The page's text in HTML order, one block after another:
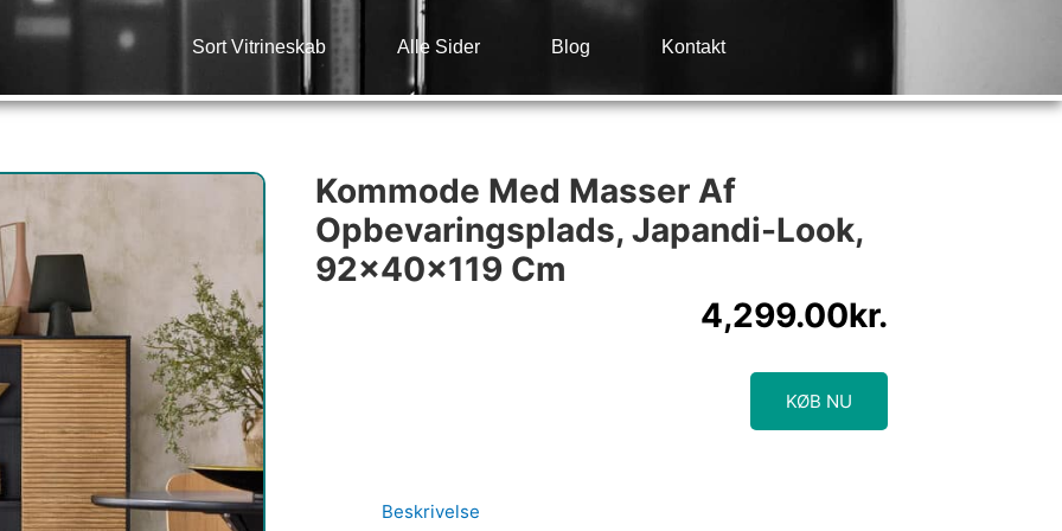
Sort Vitrineskab Alle Sider Blog Kontakt
Kommode Med Masser Af
Opbevaringsplads, Japandi-Look,
92x40x119 Cm
4,299.00kr.
KØB NU
Beskrivelse